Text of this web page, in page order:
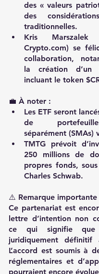
des « valeurs
des
traditionnelles.
Crypto.com) se
collaboration,
la création d’un
incluant le token
💼 À noter :
Les ETF seront
de
séparément (SMAs)
TMTG prévoit
250 millions de
propres fonds,
Charles Schwab.
⚠️ Remarque importante
Ce partenariat est
lettre d’intention non
ce qui signifie que
juridiquement
L’accord est soumis à
réglementaires et
pourraient encore